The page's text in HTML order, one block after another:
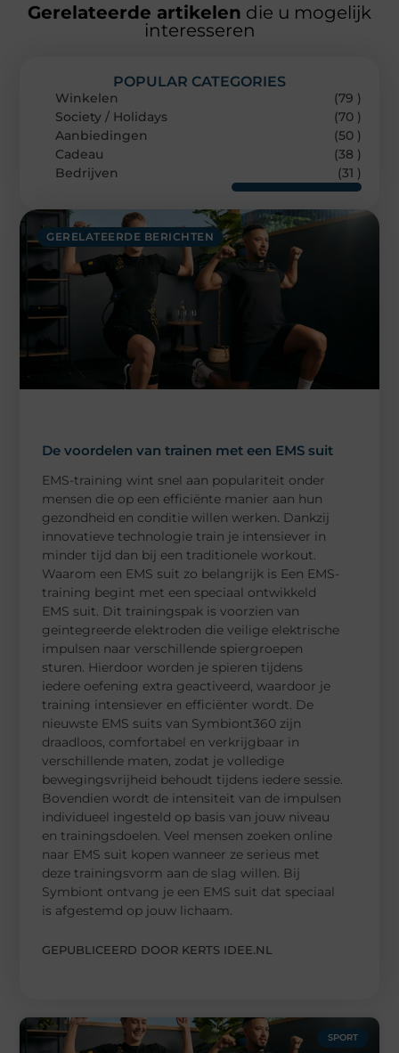
Gerelateerde artikelen die u mogelijk
interesseren
GERELATEERDE BERICHTEN
De voordelen van trainen met een EMS suit
EMS-training wint snel aan populariteit onder
mensen die op een efficiënte manier aan hun
gezondheid en conditie willen werken. Dankzij
innovatieve technologie train je intensiever in
minder tijd dan bij een traditionele workout.
Waarom een EMS suit zo belangrijk is Een EMS-
training begint met een speciaal ontwikkeld
EMS suit. Dit trainingspak is voorzien van
geïntegreerde elektroden die veilige elektrische
impulsen naar verschillende spiergroepen
sturen. Hierdoor worden je spieren tijdens
iedere oefening extra geactiveerd, waardoor je
training intensiever en efficiënter wordt. De
nieuwste EMS suits van Symbiont360 zijn
draadloos, comfortabel en verkrijgbaar in
verschillende maten, zodat je volledige
bewegingsvrijheid behoudt tijdens iedere sessie.
Bovendien wordt de intensiteit van de impulsen
individueel ingesteld op basis van jouw niveau
en trainingsdoelen. Veel mensen zoeken online
naar EMS suit kopen wanneer ze serieus met
deze trainingsvorm aan de slag willen. Bij
Symbiont ontvang je een EMS suit dat speciaal
is afgestemd op jouw lichaam.
GEPUBLICEERD DOOR KERTS IDEE.NL
POPULAR CATEGORIES
Winkelen
(79 )
Society / Holidays
(70 )
Aanbiedingen
(50 )
Cadeau
(38 )
Bedrijven
(31 )
SPORT